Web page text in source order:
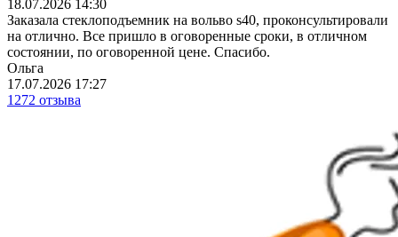
18.07.2026 14:30
Заказала стеклоподъемник на вольво s40, проконсультировали
на отлично. Все пришло в оговоренные сроки, в отличном
состоянии, по оговоренной цене. Спасибо.
Ольга
17.07.2026 17:27
1272 отзыва